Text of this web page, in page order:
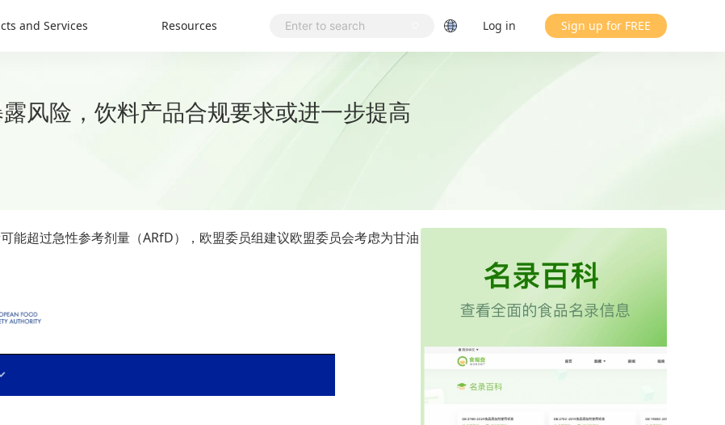
and Services Resources Log in Sign up for FREE
风险，饮料产品合规要求或进一步提高
能超过急性参考剂量（ARfD），欧盟委员组建议欧盟委员会考虑为甘油